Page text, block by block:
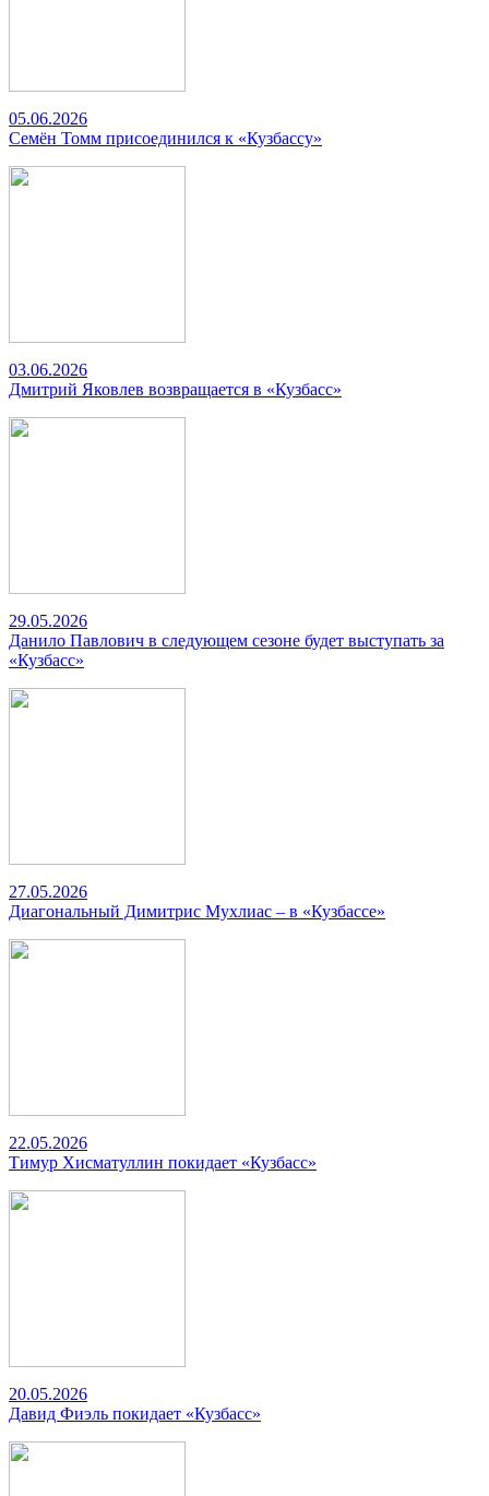
05.06.2026
Семён Томм присоединился к «Кузбассу»
03.06.2026
Дмитрий Яковлев возвращается в «Кузбасс»
29.05.2026
Данило Павлович в следующем сезоне будет выступать за
«Кузбасс»
27.05.2026
Диагональный Димитрис Мухлиас – в «Кузбассе»
22.05.2026
Тимур Хисматуллин покидает «Кузбасс»
20.05.2026
Давид Фиэль покидает «Кузбасс»